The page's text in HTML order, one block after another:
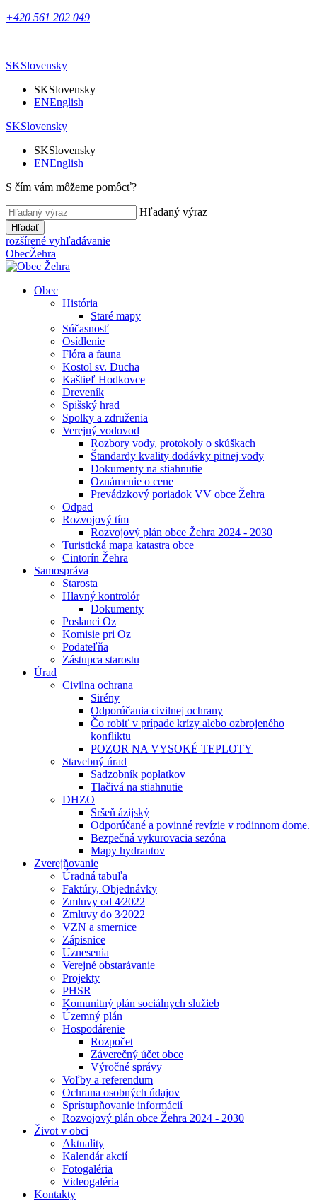
+420 561 202 049
SKSlovensky
SKSlovensky
ENEnglish
SKSlovensky
SKSlovensky
ENEnglish
S čím vám môžeme pomôcť?
Hľadaný výraz
Hľadať
rozšírené vyhľadávanie
ObecŽehra
Obec
História
Staré mapy
Súčasnosť
Osídlenie
Flóra a fauna
Kostol sv. Ducha
Kaštieľ Hodkovce
Dreveník
Spišský hrad
Spolky a združenia
Verejný vodovod
Rozbory vody, protokoly o skúškach
Štandardy kvality dodávky pitnej vody
Dokumenty na stiahnutie
Oznámenie o cene
Prevádzkový poriadok VV obce Žehra
Odpad
Rozvojový tím
Rozvojový plán obce Žehra 2024 - 2030
Turistická mapa katastra obce
Cintorín Žehra
Samospráva
Starosta
Hlavný kontrolór
Dokumenty
Poslanci Oz
Komisie pri Oz
Podateľňa
Zástupca starostu
Úrad
Civilna ochrana
Sirény
Odporúčania civilnej ochrany
Čo robiť v prípade krízy alebo ozbrojeného
konfliktu
POZOR NA VYSOKÉ TEPLOTY
Stavebný úrad
Sadzobník poplatkov
Tlačivá na stiahnutie
DHZO
Sršeň ázijský
Odporúčané a povinné revízie v rodinnom dome.
Bezpečná vykurovacia sezóna
Mapy hydrantov
Zverejňovanie
Úradná tabuľa
Faktúry, Objednávky
Zmluvy od 4⁄2022
Zmluvy do 3⁄2022
VZN a smernice
Zápisnice
Uznesenia
Verejné obstarávanie
Projekty
PHSR
Komunitný plán sociálnych služieb
Územný plán
Hospodárenie
Rozpočet
Záverečný účet obce
Výročné správy
Voľby a referendum
Ochrana osobných údajov
Sprístupňovanie informácií
Rozvojový plán obce Žehra 2024 - 2030
Život v obci
Aktuality
Kalendár akcií
Fotogaléria
Videogaléria
Kontakty